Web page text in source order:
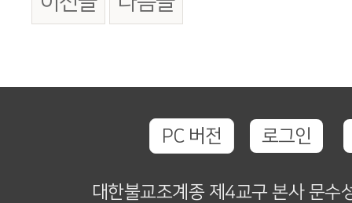
PC 버전 로그인
대한불교조계종 제4교구 본사 문수